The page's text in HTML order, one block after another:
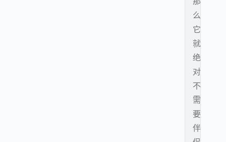
么
它
就
绝
对
不
需
要
伴